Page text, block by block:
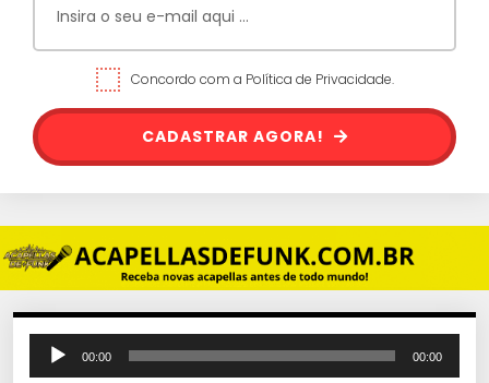
Concordo com a Política de Privacidade.
CADASTRAR AGORA!
00:00 00:00